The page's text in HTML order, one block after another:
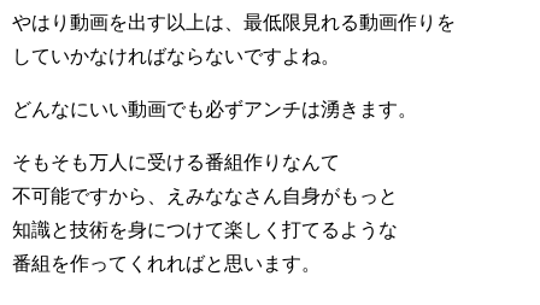
やはり動画を出す以上は、最低限見れる動画作りを
していかなければならないですよね。
どんなにいい動画でも必ずアンチは湧きます。
そもそも万人に受ける番組作りなんて
不可能ですから、えみななさん自身がもっと
知識と技術を身につけて楽しく打てるような
番組を作ってくれればと思います。